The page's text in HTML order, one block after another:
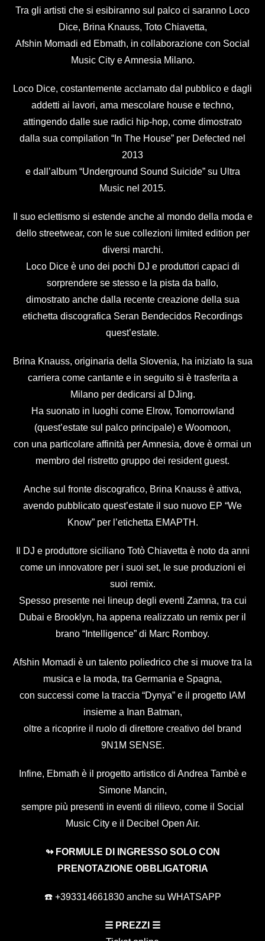
Tra gli artisti che si esibiranno sul palco ci saranno Loco
Dice, Brina Knauss, Toto Chiavetta,
Afshin Momadi ed Ebmath, in collaborazione con Social
Music City e Amnesia Milano.
Loco Dice, costantemente acclamato dal pubblico e dagli
addetti ai lavori, ama mescolare house e techno,
attingendo dalle sue radici hip-hop, come dimostrato
dalla sua compilation “In The House” per Defected nel
2013
e dall’album “Underground Sound Suicide” su Ultra
Music nel 2015.
Il suo eclettismo si estende anche al mondo della moda e
dello streetwear, con le sue collezioni limited edition per
diversi marchi.
Loco Dice è uno dei pochi DJ e produttori capaci di
sorprendere se stesso e la pista da ballo,
dimostrato anche dalla recente creazione della sua
etichetta discografica Seran Bendecidos Recordings
quest’estate.
Brina Knauss, originaria della Slovenia, ha iniziato la sua
carriera come cantante e in seguito si è trasferita a
Milano per dedicarsi al DJing.
Ha suonato in luoghi come Elrow, Tomorrowland
(quest’estate sul palco principale) e Woomoon,
con una particolare affinità per Amnesia, dove è ormai un
membro del ristretto gruppo dei resident guest.
Anche sul fronte discografico, Brina Knauss è attiva,
avendo pubblicato quest’estate il suo nuovo EP “We
Know” per l’etichetta EMAPTH.
Il DJ e produttore siciliano Totò Chiavetta è noto da anni
come un innovatore per i suoi set, le sue produzioni ei
suoi remix.
Spesso presente nei lineup degli eventi Zamna, tra cui
Dubai e Brooklyn, ha appena realizzato un remix per il
brano “Intelligence” di Marc Romboy.
Afshin Momadi è un talento poliedrico che si muove tra la
musica e la moda, tra Germania e Spagna,
con successi come la traccia “Dynya” e il progetto IAM
insieme a Inan Batman,
oltre a ricoprire il ruolo di direttore creativo del brand
9N1M SENSE.
Infine, Ebmath è il progetto artistico di Andrea Tambè e
Simone Mancin,
sempre più presenti in eventi di rilievo, come il Social
Music City e il Decibel Open Air.
↬ FORMULE DI INGRESSO SOLO CON
PRENOTAZIONE OBBLIGATORIA
☎️ +393314661830 anche su WHATSAPP
☰ PREZZI ☰